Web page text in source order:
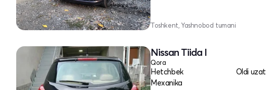
Toshkent, Yashnobod tumani
Nissan Tiida I
Qora
Hetchbek
Oldi
Mexanika